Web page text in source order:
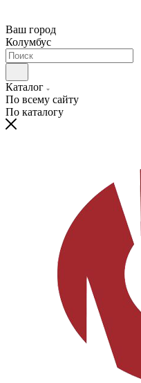
Ваш город
Колумбус
Каталог
По всему сайту
По каталогу